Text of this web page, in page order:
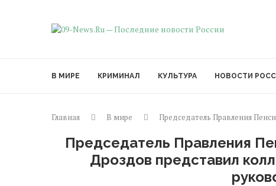
В МИРЕ КРИМИНАЛ КУЛЬТУРА НОВОСТИ
Главная В мире Председатель Правления
Председатель Правления
Дроздов представил